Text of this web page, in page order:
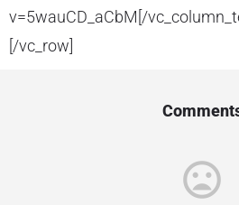
v=5wauCD_aCbM[/
[/vc_row]